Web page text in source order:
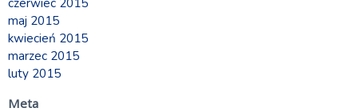
maj 2015
kwiecień 2015
marzec 2015
luty 2015
Meta